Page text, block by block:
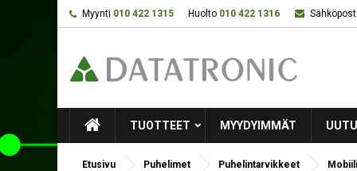
Myynti 010 422 1315 Huolto 010 422 1316
TUOTTEET MYYDYIMMÄT
Etusivu Puhelimet Puhelintarvikkeet